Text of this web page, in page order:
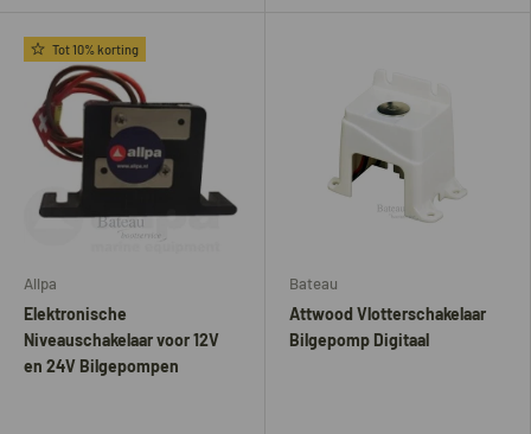
Tot 10% korting
Allpa
Elektronische
Niveauschakelaar voor 12V
en 24V Bilgepompen
Bateau
Attwood Vlotterschakelaar
Bilgepomp Digitaal